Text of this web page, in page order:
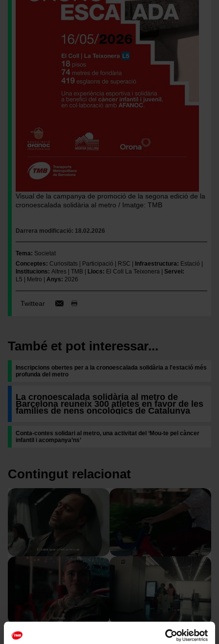
Visual de la campanya de promoció de la segona edició de la
cronoescalada solidària al metro / Imatge: TMB
Darrera modificació 18.02.2026
Tema Societat
Conceptes Curiositats Participació RSC Infraestructura
Estació
Institucions Altres TMB Llocs El Coll La Teixonera
Servei
L5
Metro Anys 2026
Twittear
També et pot interessar...
Inscripcions obertes per a la cronoescalada solidària a l'estació més
profunda del metro
La cronoescalada solidària al metro de
Barcelona reuneix 300 atletes en favor de les
famílies de nens oncològics de Catalunya
Conta-contes solidari al metro, una activitat del ‘Mou-te pel càncer
infantil i acompanya’ns’
Contingut relacionat
Imatge
Quatre peces audiovisuals donen vida al nou eslogan de TMB